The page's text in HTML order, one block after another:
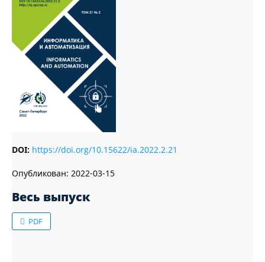
DOI: https://doi.org/10.15622/ia.2022.2.21
Опубликован: 2022-03-15
Весь выпуск
PDF